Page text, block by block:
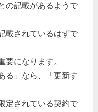
の記載があるようで
載されているはずで
になります。
る」なら、「更新す
定されている契約で